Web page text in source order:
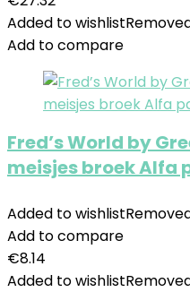
Added to wishlist
Add to compare
Fred’s World by
meisjes broek Alfa
Added to wishlist
Add to compare
€8.14
Added to wishlist